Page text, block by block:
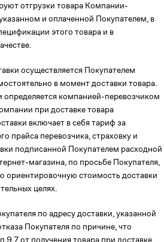
отгрузки товара Компании-
и оплаченной Покупателем, в
этого товара и в
осуществляется Покупателем
в момент доставки товара.
определяется компанией-перевозчиком
при доставке товара
включает в себя тариф за
прайса перевозчика, страховку и
подписанной Покупателем расходной
магазина, по просьбе Покупателя,
ориентировочную стоимость доставки
целях.
по адресу доставки, указанной
Покупателя по причине, что
от получения товара при доставке